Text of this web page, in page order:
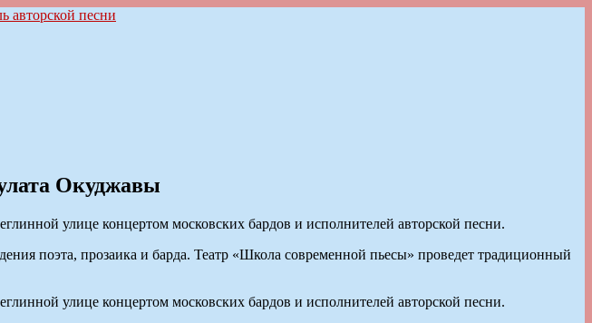
Окуджавы
улице концертом московских бардов и исполнителей авторской песни.
поэта, прозаика и барда. Театр «Школа современной пьесы» проведет традиционный
улице концертом московских бардов и исполнителей авторской песни.